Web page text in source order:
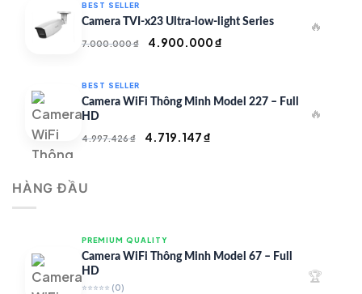
20.000.000 ₫.là:
14.000.000 ₫.
BEST SELLER
Camera TVI-x23 Ultra-low-light Series
7.000.000₫
Giá
7.000.000 ₫.
4.900.000₫
là:
🔥
BEST SELLER
Camera WiFi Thông Minh Model 227 – Full
HD
4.997.426₫
Giá
4.719.147₫
🔥
HÀNG ĐẦU
PREMIUM QUALITY
Camera WiFi Thông Minh Model 67 – Full
HD
⭐⭐⭐⭐⭐ (0)
🏆